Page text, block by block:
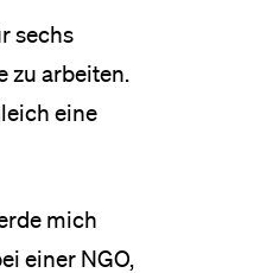
sechs
zu arbeiten.
eine
mich
einer NGO,